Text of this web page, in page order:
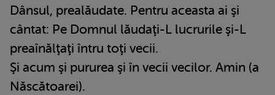
Dânsul, prealăudate. Pentru aceasta ai şi
cântat: Pe Domnul lăudaţi-L lucrurile şi-L
preaînălţaţi întru toţi vecii.
Şi acum şi pururea şi în vecii vecilor. Amin (a
Născătoarei).